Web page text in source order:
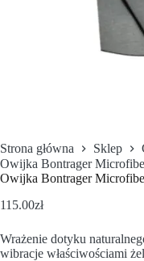
Strona główna Sklep
Owijka Bontrager
Owijka Bontrager
115.00zł
Wrażenie dotyku
wibracje właściwościami